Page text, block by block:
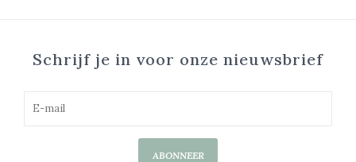
Schrijf je in voor onze nieuwsbrief
ABONNEER